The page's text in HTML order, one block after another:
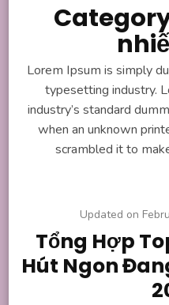
Lorem Ipsum is simply
typesetting industry.
industry’s standard
when an unknown
scrambled it to
Updated on
Tổng Hợp
Hút Ngon